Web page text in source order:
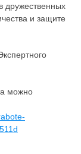
дружественных
и защите
можно